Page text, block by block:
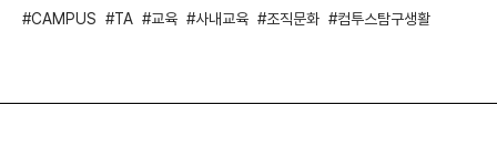
CAMPUS TA 교육 사내교육 조직문화 컴투스탐구생활